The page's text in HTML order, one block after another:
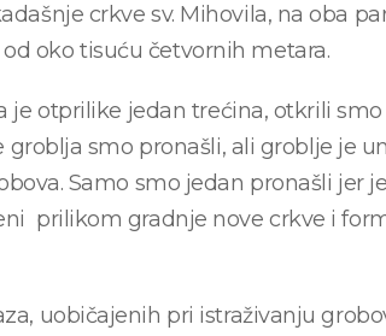
crkve sv. Mihovila, na oba
oko tisuću četvornih metara.
je otprilike jedan trećina, otkrili
smo pronašli, ali groblje je
Samo smo jedan pronašli jer
prilikom gradnje nove crkve i
uobičajenih pri istraživanju